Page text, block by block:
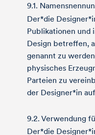
9.1.
Der*die
Publikationen und
Design betreffen,
genannt zu
physisches
Parteien zu
der Designer*in
9.2. Verwendung
Der*die